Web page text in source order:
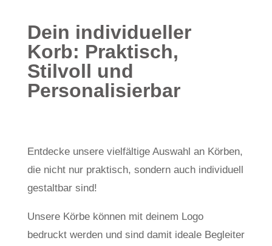
Dein individueller
Korb: Praktisch,
Stilvoll und
Personalisierbar
Entdecke unsere vielfältige Auswahl an Körben,
die nicht nur praktisch, sondern auch individuell
gestaltbar sind!
Unsere Körbe können mit deinem Logo
bedruckt werden und sind damit ideale Begleiter